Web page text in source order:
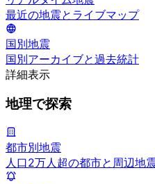
最近の地震とライブマップ
国別地震
国別アーカイブと過去統計
詳細表示
地理で探索
都市別地震
人口2万人超の都市と周辺地